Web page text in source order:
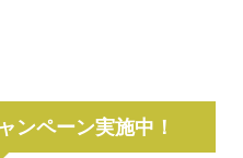
ンペーン実施中！